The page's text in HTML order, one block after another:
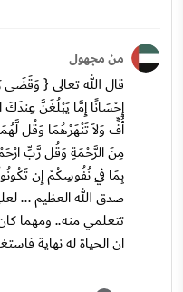
من مجهول
قال الله تعالى { وَقَضَى
إِحْسَانًا إِمَّا يَبْلُغَنَّ عِندَكَ
أُفٍّ وَلاَ تَنْهَرْهُمَا وَقُل
مِنَ الرَّحْمَةِ وَقُل رَّبِّ
بِمَا فِي نُفُوسِكُمْ إِن
صدق الله العظيم ...
تتعلمي منه.. ومهما
ان الحياة له نهاية